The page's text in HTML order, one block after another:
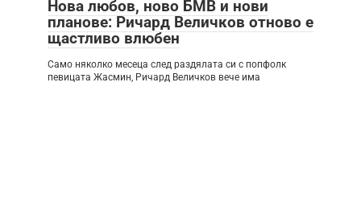
Нова любов, ново БМВ и нови
планове: Ричард Величков отново е
щастливо влюбен
Само няколко месеца след раздялата си с попфолк
певицата Жасмин, Ричард Величков вече има